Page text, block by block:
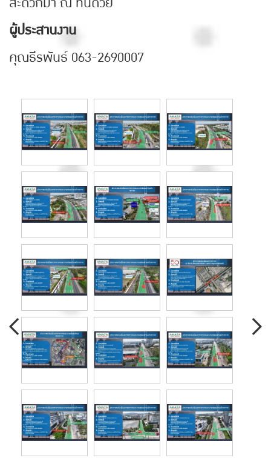
ผู้ประสานงาน
คุณธีรพันธ์ 063-2690007